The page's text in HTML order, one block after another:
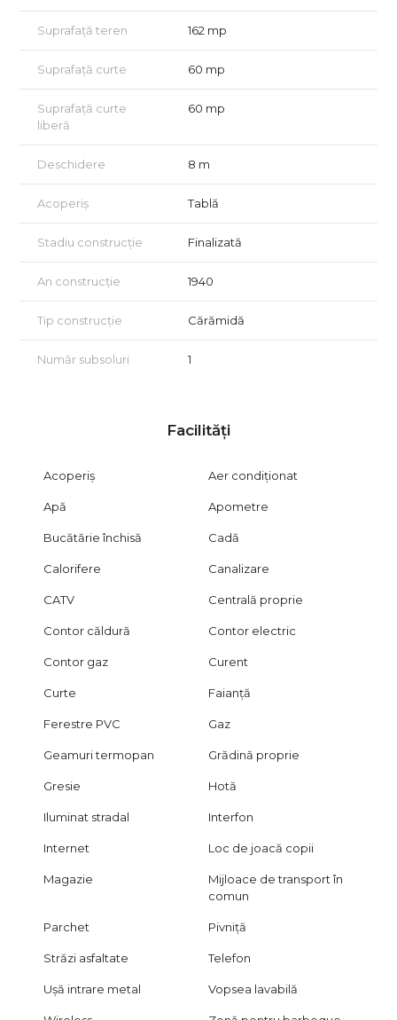
grădinițe, zone de joacă, mijloace de transport în comun și
puncte comerciale importante, proprietatea oferă acces
renunțe la liniștea unei străzi retrase, specifice cartierului Vatra
Luminoasă.
Pentru cei care înțeleg valoarea unei locații bune și caută o
proprietate care poate deveni, în timp, exact așa cum și-o
imaginează, această casă merită văzută.
Vizionarea proprietății se realizează exclusiv în baza unui
acord de vizionare, conform art. 2.096–2.102 din Codul Civil.
Pentru detalii suplimentare sau programarea unei vizionări, vă
stăm cu drag la dispoziție.
Suprafață teren 162 mp
Suprafață curte 60 mp
Suprafață curte
liberă
60 mp
Deschidere 8 m
Acoperiș Tablă
Stadiu construcție Finalizată
An construcție 1940
Tip construcție Cărămidă
Număr subsoluri 1
Facilități
Acoperiș Aer condiționat
Apă Apometre
Bucătărie închisă Cadă
Calorifere Canalizare
CATV Centrală proprie
Contor căldură Contor electric
Contor gaz Curent
Curte Faianță
Ferestre PVC Gaz
Geamuri termopan Grădină proprie
Gresie Hotă
Iluminat stradal Interfon
Internet Loc de joacă copii
Magazie
Mijloace de transport în
comun
Parchet Pivniță
Străzi asfaltate Telefon
Ușă intrare metal Vopsea lavabilă